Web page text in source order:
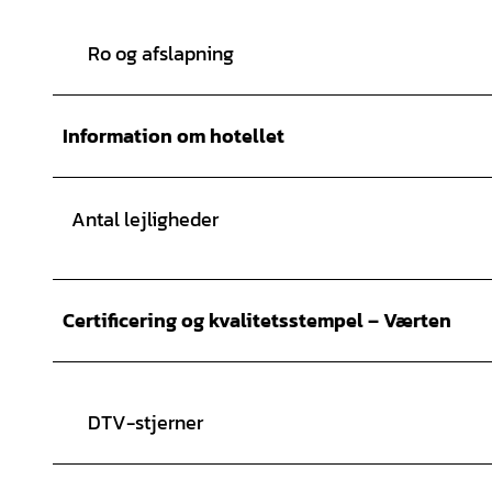
Ro og afslapning
Information om hotellet
Antal lejligheder
Certificering og kvalitetsstempel – Værten
DTV-stjerner